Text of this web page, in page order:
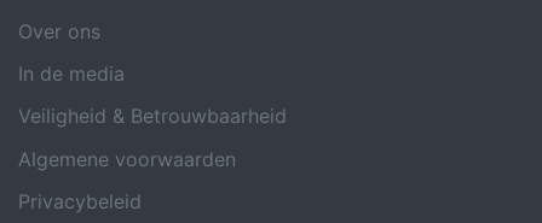
Over ons
In de media
Veiligheid & Betrouwbaarheid
Algemene voorwaarden
Privacybeleid